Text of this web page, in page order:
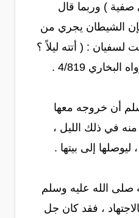
صفية ) وربما قال
الشيطان يجري من
لسفيان : ( أتته ليلاً ؟
4/819 .
أن خروجه معها
في ذلك الليل ،
إلى بيتها .
صلى الله عليه وسلم
، فقد كان جل